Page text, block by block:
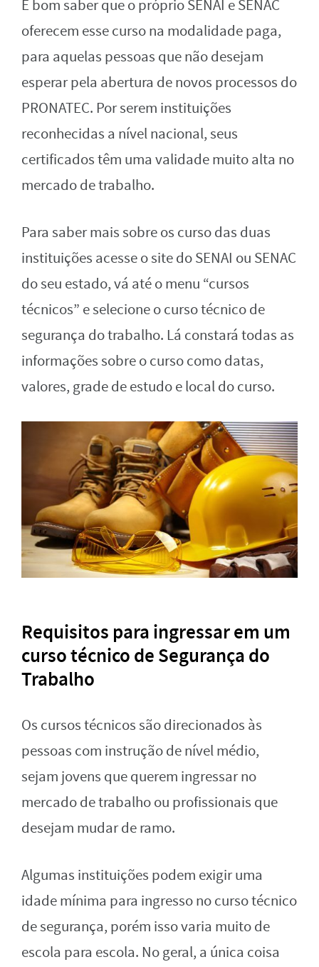
É bom saber que o próprio SENAI e SENAC
oferecem esse curso na modalidade paga,
para aquelas pessoas que não desejam
esperar pela abertura de novos processos do
PRONATEC. Por serem instituições
reconhecidas a nível nacional, seus
certificados têm uma validade muito alta no
mercado de trabalho.
Para saber mais sobre os curso das duas
instituições acesse o site do SENAI ou SENAC
do seu estado, vá até o menu “cursos
técnicos” e selecione o curso técnico de
segurança do trabalho. Lá constará todas as
informações sobre o curso como datas,
valores, grade de estudo e local do curso.
Requisitos para ingressar em um
curso técnico de Segurança do
Trabalho
Os cursos técnicos são direcionados às
pessoas com instrução de nível médio,
sejam jovens que querem ingressar no
mercado de trabalho ou profissionais que
desejam mudar de ramo.
Algumas instituições podem exigir uma
idade mínima para ingresso no curso técnico
de segurança, porém isso varia muito de
escola para escola. No geral, a única coisa